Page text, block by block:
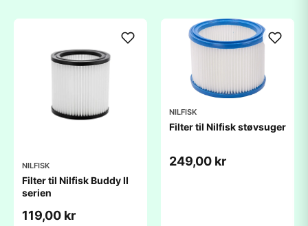
NILFISK
Filter til Nilfisk Buddy II
serien
119,00 kr
NILFISK
Filter til Nilfisk støvsuger
249,00 kr